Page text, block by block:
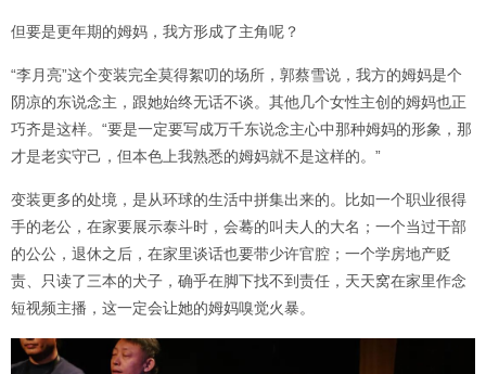
但要是更年期的姆妈，我方形成了主角呢？
“李月亮”这个变装完全莫得絮叨的场所，郭蔡雪说，我方的姆妈是个
阴凉的东说念主，跟她始终无话不谈。其他几个女性主创的姆妈也正
巧齐是这样。“要是一定要写成万千东说念主心中那种姆妈的形象，那
才是老实守己，但本色上我熟悉的姆妈就不是这样的。”
变装更多的处境，是从环球的生活中拼集出来的。比如一个职业很得
手的老公，在家要展示泰斗时，会蓦的叫夫人的大名；一个当过干部
的公公，退休之后，在家里谈话也要带少许官腔；一个学房地产贬
责、只读了三本的犬子，确乎在脚下找不到责任，天天窝在家里作念
短视频主播，这一定会让她的姆妈嗅觉火暴。